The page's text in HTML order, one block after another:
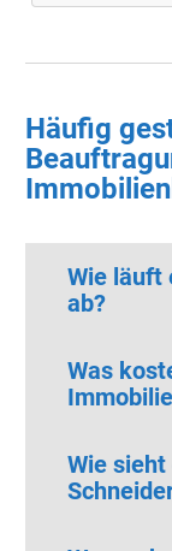
Häufig
Wie läuft
ab?
Was
Wie